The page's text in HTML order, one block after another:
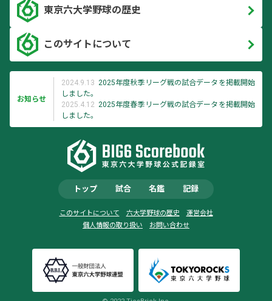
東京六大学野球の歴史
このサイトについて
お知らせ
2024.9.13 2025年度秋季リーグ戦の試合データを掲載開始
しました。
2025.4.12 2025年度春季リーグ戦の試合データを掲載開始
しました。
トップ 試合 名鑑 記録
このサイトについて 六大学野球の歴史
運営会社
個人情報の取り扱い
お問い合わせ